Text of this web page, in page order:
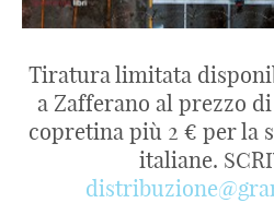
Tiratura limitata
a Zafferano al prezzo
copretina più 2 € per la
italiane.